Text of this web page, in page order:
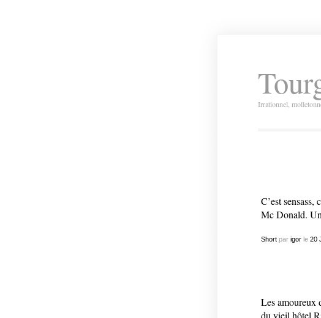
Irrationnel,
C’est
Mc Donald.
Shortpar igorle 20
Les amoureux